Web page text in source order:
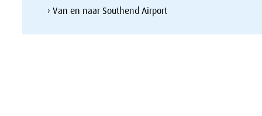
› Van en naar Southend Airport